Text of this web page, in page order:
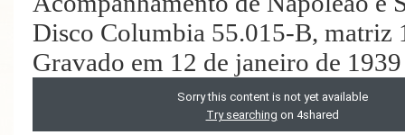
Disco Columbia 55.015-B, matriz
Gravado em 12 de janeiro de